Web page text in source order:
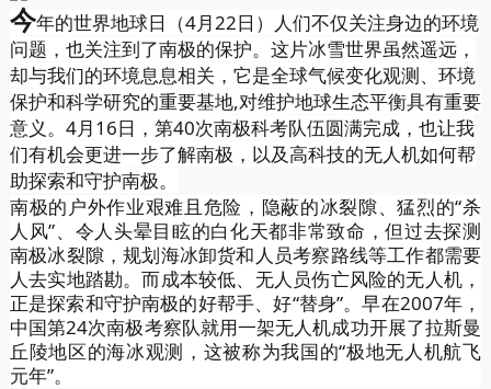
今年的世界地球日（4月22日）人们不仅关注身边的环境
问题，也关注到了南极的保护。这片冰雪世界虽然遥远，
却与我们的环境息息相关，它是全球气候变化观测、环境
保护和科学研究的重要基地,对维护地球生态平衡具有重要
意义。4月16日，第40次南极科考队伍圆满完成，也让我
们有机会更进一步了解南极，以及高科技的无人机如何帮
助探索和守护南极。
南极的户外作业艰难且危险，隐蔽的冰裂隙、猛烈的“杀
人风”、令人头晕目眩的白化天都非常致命，但过去探测
南极冰裂隙，规划海冰卸货和人员考察路线等工作都需要
人去实地踏勘。而成本较低、无人员伤亡风险的无人机，
正是探索和守护南极的好帮手、好“替身”。早在2007年，
中国第24次南极考察队就用一架无人机成功开展了拉斯曼
丘陵地区的海冰观测，这被称为我国的“极地无人机航飞
元年”。